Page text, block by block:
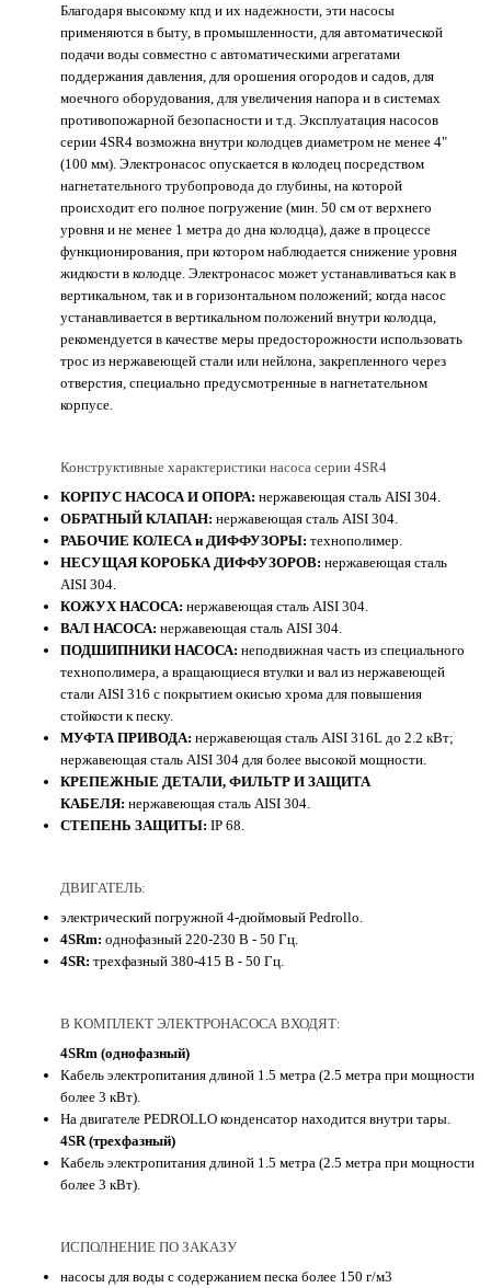
Благодаря высокому кпд и их надежности, эти насосы
применяются в быту, в промышленности, для автоматической
подачи воды совместно с автоматическими агрегатами
поддержания давления, для орошения огородов и садов, для
моечного оборудования, для увеличения напора и в системах
противопожарной безопасности и т.д. Эксплуатация насосов
серии 4SR4 возможна внутри колодцев диаметром не менее 4"
(100 мм). Электронасос опускается в колодец посредством
нагнетательного трубопровода до глубины, на которой
происходит его полное погружение (мин. 50 см от верхнего
уровня и не менее 1 метра до дна колодца), даже в процессе
функционирования, при котором наблюдается снижение уровня
жидкости в колодце. Электронасос может устанавливаться как в
вертикальном, так и в горизонтальном положений; когда насос
устанавливается в вертикальном положений внутри колодца,
рекомендуется в качестве меры предосторожности использовать
трос из нержавеющей стали или нейлона, закрепленного через
отверстия, специально предусмотренные в нагнетательном
корпусе.
Конструктивные характеристики насоса серии 4SR4
КОРПУС НАСОСА И ОПОРА: нержавеющая сталь AISI 304.
ОБРАТНЫЙ КЛАПАН: нержавеющая сталь AISI 304.
РАБОЧИЕ КОЛЕСА и ДИФФУЗОРЫ: технополимер.
НЕСУЩАЯ КОРОБКА ДИФФУЗОРОВ: нержавеющая сталь
AISI 304.
КОЖУХ НАСОСА: нержавеющая сталь AISI 304.
ВАЛ НАСОСА: нержавеющая сталь AISI 304.
ПОДШИПНИКИ НАСОСА: неподвижная часть из специального
технополимера, а вращающиеся втулки и вал из нержавеющей
стали AISI 316 с покрытием окисью хрома для повышения
стойкости к песку.
МУФТА ПРИВОДА: нержавеющая сталь AISI 316L до 2.2 кВт;
нержавеющая сталь AISI 304 для более высокой мощности.
КРЕПЕЖНЫЕ ДЕТАЛИ, ФИЛЬТР И ЗАЩИТА
КАБЕЛЯ: нержавеющая сталь AISI 304.
СТЕПЕНЬ ЗАЩИТЫ: IP 68.
ДВИГАТЕЛЬ:
электрический погружной 4-дюймовый Pedrollo.
4SRm: однофазный 220-230 В - 50 Гц.
4SR: трехфазный 380-415 В - 50 Гц.
В КОМПЛЕКТ ЭЛЕКТРОНАСОСА ВХОДЯТ:
4SRm (однофазный)
Кабель электропитания длиной 1.5 метра (2.5 метра при мощности
более 3 кВт).
На двигателе PEDROLLO конденсатор находится внутри тары.
4SR (трехфазный)
Кабель электропитания длиной 1.5 метра (2.5 метра при мощности
более 3 кВт).
ИСПОЛНЕНИЕ ПО ЗАКАЗУ
насосы для воды с содержанием песка более 150 г/м3